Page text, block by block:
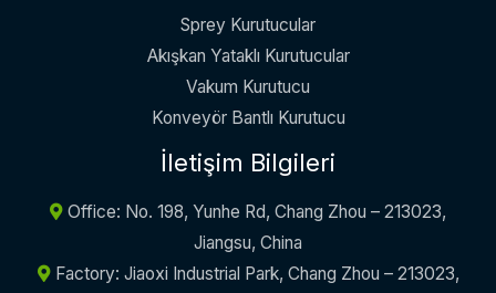
Sprey Kurutucular
Akışkan Yataklı Kurutucular
Vakum Kurutucu
Konveyör Bantlı Kurutucu
İletişim Bilgileri
Office: No. 198, Yunhe Rd, Chang Zhou – 213023,
Jiangsu, China
Factory: Jiaoxi Industrial Park, Chang Zhou – 213023,